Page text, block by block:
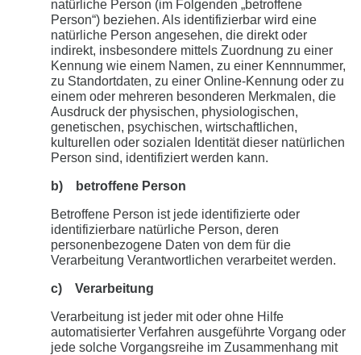
natürliche Person (im Folgenden „betroffene
Person“) beziehen. Als identifizierbar wird eine
natürliche Person angesehen, die direkt oder
indirekt, insbesondere mittels Zuordnung zu einer
Kennung wie einem Namen, zu einer Kennnummer,
zu Standortdaten, zu einer Online-Kennung oder zu
einem oder mehreren besonderen Merkmalen, die
Ausdruck der physischen, physiologischen,
genetischen, psychischen, wirtschaftlichen,
kulturellen oder sozialen Identität dieser natürlichen
Person sind, identifiziert werden kann.
b) betroffene Person
Betroffene Person ist jede identifizierte oder
identifizierbare natürliche Person, deren
personenbezogene Daten von dem für die
Verarbeitung Verantwortlichen verarbeitet werden.
c) Verarbeitung
Verarbeitung ist jeder mit oder ohne Hilfe
automatisierter Verfahren ausgeführte Vorgang oder
jede solche Vorgangsreihe im Zusammenhang mit